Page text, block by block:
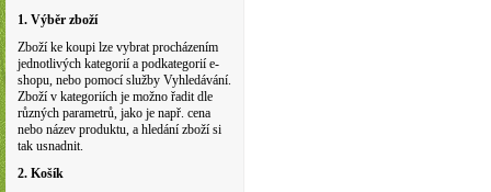
1. Výběr zboží
Zboží ke koupi lze vybrat procházením
jednotlivých kategorií a podkategorií e-
shopu, nebo pomocí služby Vyhledávání.
Zboží v kategoriích je možno řadit dle
různých parametrů, jako je např. cena
nebo název produktu, a hledání zboží si
tak usnadnit.
2. Košík